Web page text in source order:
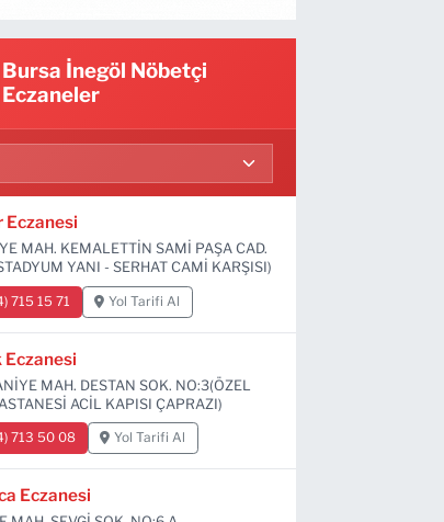
Bursa İnegöl Nöbetçi
Eczaneler
Eczanesi
MAH. KEMALETTİN SAMİ PAŞA CAD.
YANI - SERHAT CAMİ KARŞISI)
715 15 71 Yol Tarifi Al
Eczanesi
MAH. DESTAN SOK. NO:3(ÖZEL
ACİL KAPISI ÇAPRAZI)
713 50 08 Yol Tarifi Al
Eczanesi